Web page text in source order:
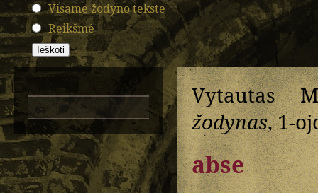
Visame žodyno tekste
Reikšmė
Vytautas
žodynas, 1-
abse